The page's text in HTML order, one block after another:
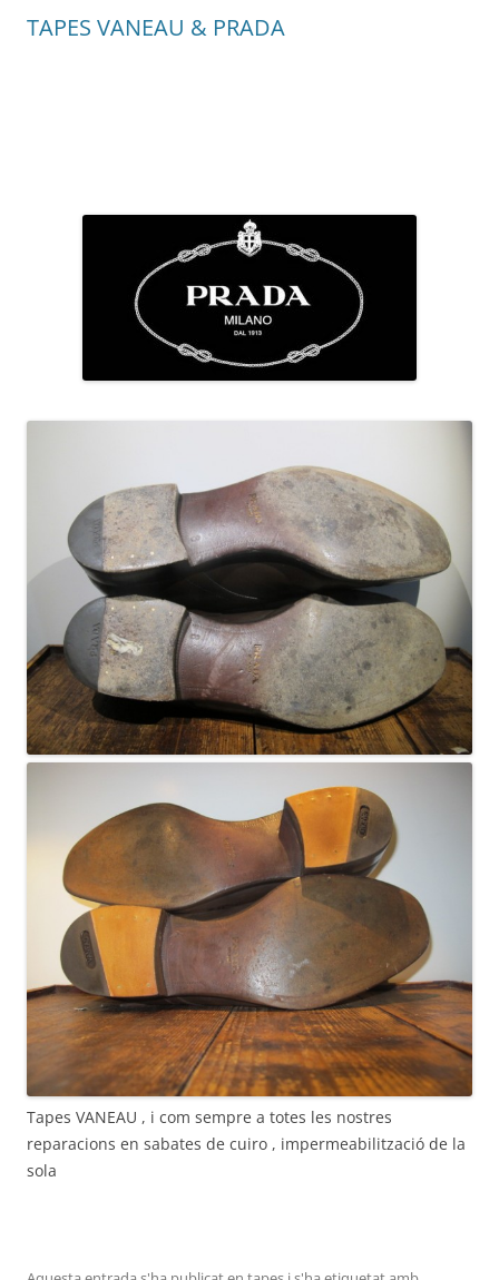
TAPES VANEAU & PRADA
Tapes VANEAU , i com sempre a totes les nostres
reparacions en sabates de cuiro , impermeabilització de la
sola